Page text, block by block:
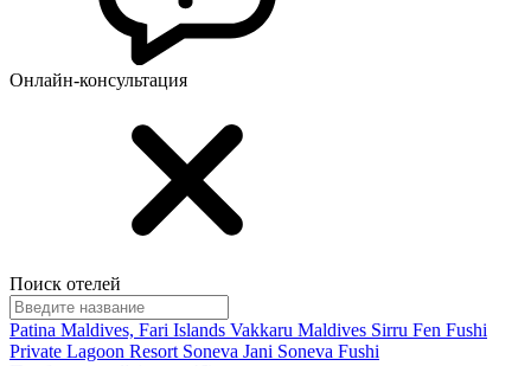
Онлайн-консультация
Поиск отелей
Patina Maldives, Fari Islands Vakkaru Maldives Sirru Fen Fushi
Private Lagoon Resort Soneva Jani Soneva Fushi